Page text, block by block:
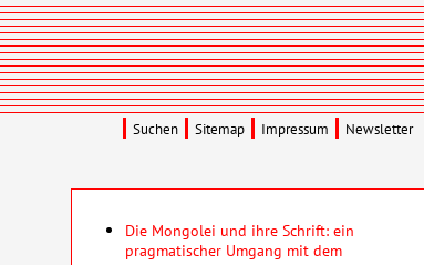
Die Mongolei und ihre Schrift: ein
pragmatischer Umgang mit dem
Suchen Sitemap Impressum Newsletter